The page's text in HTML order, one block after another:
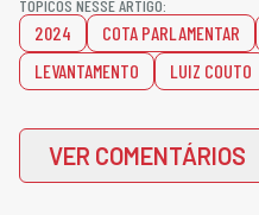
TÓPICOS NESSE ARTIGO:
2024 COTA PARLAMENTAR
LEVANTAMENTO
LUIZ COUTO
VER COMENTÁRIOS